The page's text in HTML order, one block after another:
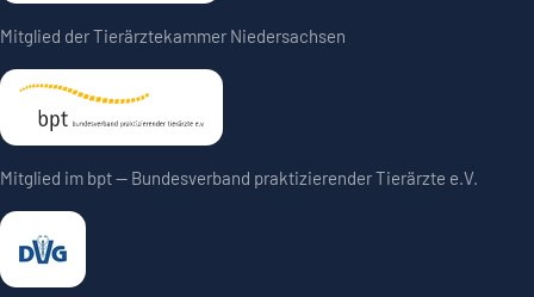
Mitglied der Tierärztekammer Niedersachsen
Mitglied im bpt — Bundesverband praktizierender Tierärzte e.V.